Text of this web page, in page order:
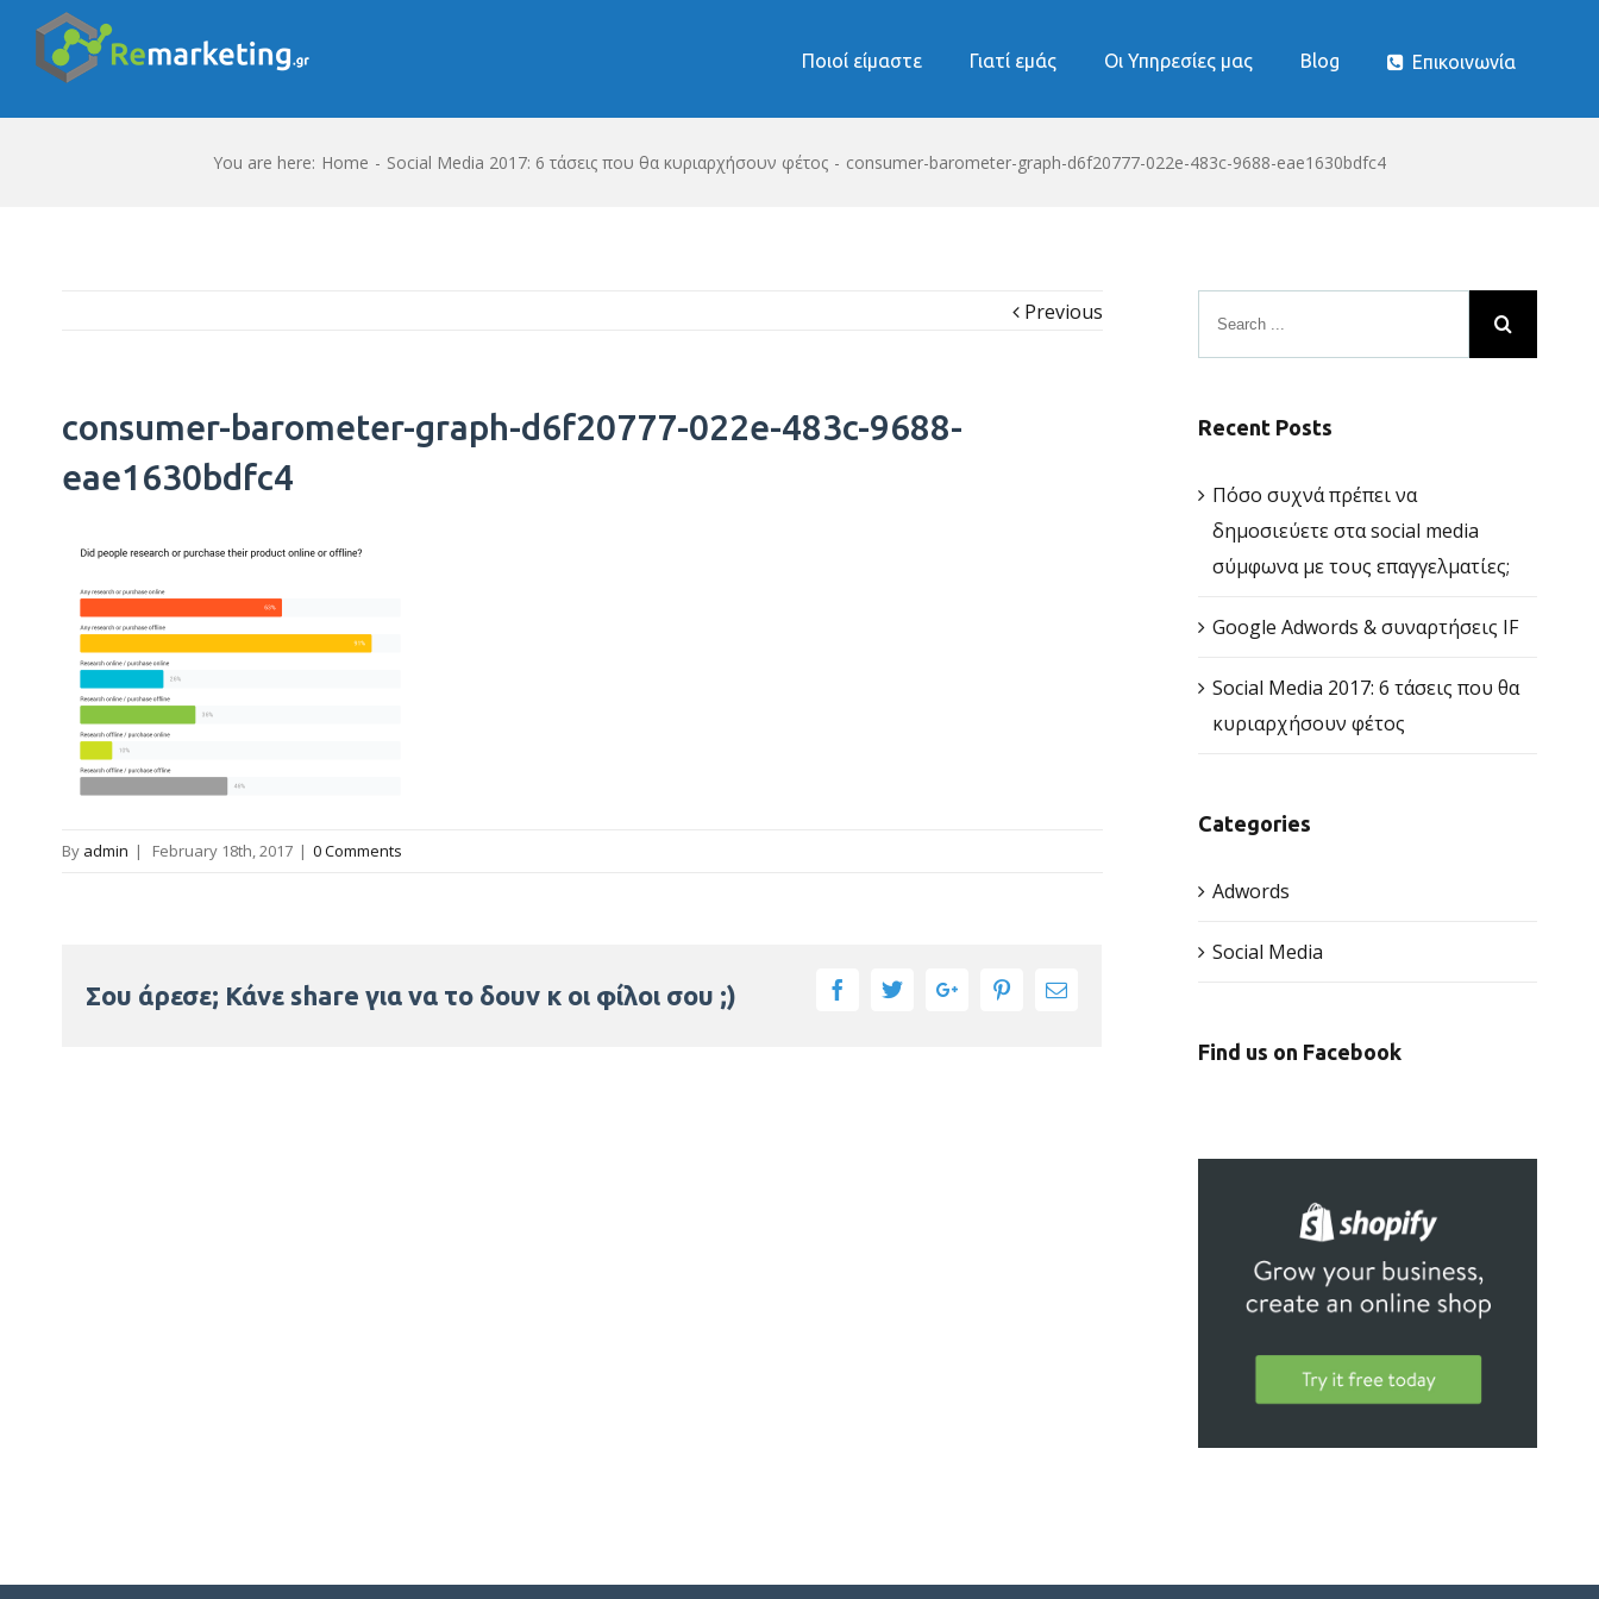
Ποιοί είμαστε Γιατί εμάς Οι Υπηρεσίες μας Blog Επικοινωνία
You are here: Home - Social Media 2017: 6 τάσεις που θα κυριαρχήσουν φέτος - consumer-barometer-graph-d6f20777-022e-483c-9688-eae1630bdfc4
Previous
consumer-barometer-graph-d6f20777-022e-483c-9688-
eae1630bdfc4
By admin | February 18th, 2017 | 0 Comments
Σου άρεσε; Κάνε share για να το δουν κ οι φίλοι σου ;) FacebookTwitterGoogle+PinterestEmail
Recent Posts
Πόσο συχνά πρέπει να
δημοσιεύετε στα social media
σύμφωνα με τους επαγγελματίες;
Google Adwords & συναρτήσεις IF
Social Media 2017: 6 τάσεις που θα
κυριαρχήσουν φέτος
Categories
Adwords
Social Media
Find us on Facebook